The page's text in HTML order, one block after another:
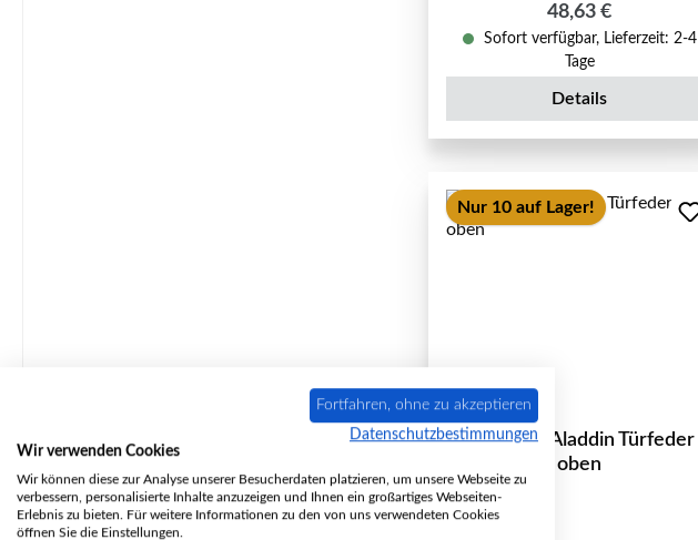
Regulärer Preis:
48,63 €
Sofort verfügbar, Lieferzeit: 2-4
Tage
Details
Nur 10 auf Lager!
Fireplace Aladdin Türfeder
oben
Fortfahren, ohne zu akzeptieren
Datenschutzbestimmungen
Wir verwenden Cookies
Wir können diese zur Analyse unserer Besucherdaten platzieren, um unsere Webseite zu
verbessern, personalisierte Inhalte anzuzeigen und Ihnen ein großartiges Webseiten-
Erlebnis zu bieten. Für weitere Informationen zu den von uns verwendeten Cookies
öffnen Sie die Einstellungen.